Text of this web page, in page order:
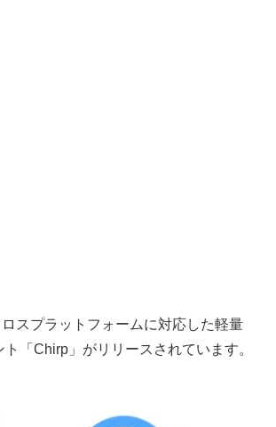
スプラットフォームに対応した軽量
「Chirp」がリリースされています。